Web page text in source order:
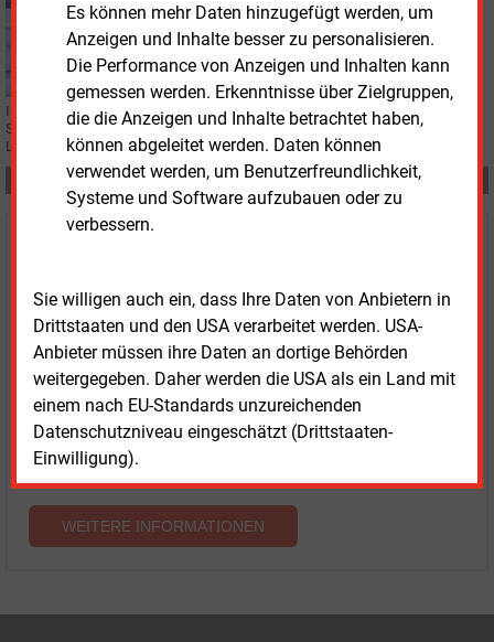
Es können mehr Daten hinzugefügt werden, um
Anzeigen und Inhalte besser zu personalisieren.
Die Performance von Anzeigen und Inhalten kann
gemessen werden. Erkenntnisse über Zielgruppen,
die die Anzeigen und Inhalte betrachtet haben,
können abgeleitet werden. Daten können
verwendet werden, um Benutzerfreundlichkeit,
Systeme und Software aufzubauen oder zu
verbessern.
Sie willigen auch ein, dass Ihre Daten von Anbietern in
Drittstaaten und den USA verarbeitet werden. USA-
Anbieter müssen ihre Daten an dortige Behörden
weitergegeben. Daher werden die USA als ein Land mit
einem nach EU-Standards unzureichenden
Datenschutzniveau eingeschätzt (Drittstaaten-
Einwilligung).
ELEKTROFAHRZEUGE
Pilotprojekt LadeFlexBW soll ohne Smart Meter
auskommen
In Baden-Württemberg starten Transnet BW und Intelligent Energy System
Services das Projekt „LadeFlexBW“, um ohne Smart Meter privates E-Auto-
Laden netz- und marktdienlich zu steuern.
Teilen:
Sprechen Sie uns an, wenn Sie Fragen zur Nutzung von
E&M-Inhalten oder den verschiedenen Abonnement-
Paketen haben.
Das E&M-Vertriebsteam freut sich unter Tel. 08152 / 93
11-77 oder untervertrieb@energie-und-management.de
über Ihre Anfrage.
WEITERE INFORMATIONEN